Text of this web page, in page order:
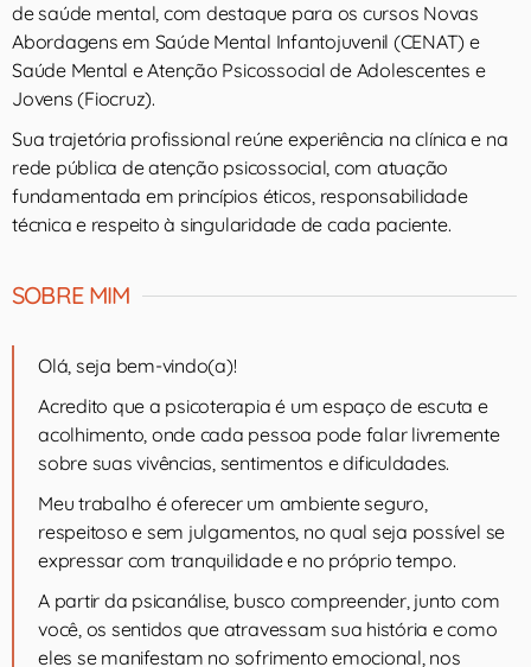
de saúde mental, com destaque para os cursos Novas
Abordagens em Saúde Mental Infantojuvenil (CENAT) e
Saúde Mental e Atenção Psicossocial de Adolescentes e
Jovens (Fiocruz).
Sua trajetória profissional reúne experiência na clínica e na
rede pública de atenção psicossocial, com atuação
fundamentada em princípios éticos, responsabilidade
técnica e respeito à singularidade de cada paciente.
SOBRE MIM
Olá, seja bem-vindo(a)!
Acredito que a psicoterapia é um espaço de escuta e
acolhimento, onde cada pessoa pode falar livremente
sobre suas vivências, sentimentos e dificuldades.
Meu trabalho é oferecer um ambiente seguro,
respeitoso e sem julgamentos, no qual seja possível se
expressar com tranquilidade e no próprio tempo.
A partir da psicanálise, busco compreender, junto com
você, os sentidos que atravessam sua história e como
eles se manifestam no sofrimento emocional, nos